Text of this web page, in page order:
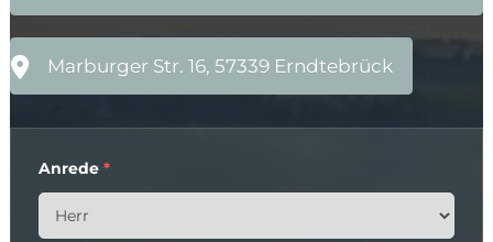
Marburger Str. 16, 57339 Erndtebrück
Anrede *